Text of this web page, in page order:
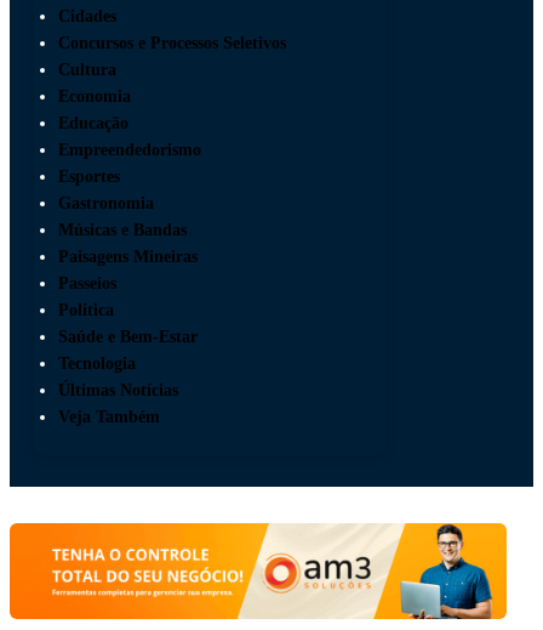
Cidades
Concursos e Processos Seletivos
Cultura
Economia
Educação
Empreendedorismo
Esportes
Gastronomia
Músicas e Bandas
Paisagens Mineiras
Passeios
Política
Saúde e Bem-Estar
Tecnologia
Últimas Notícias
Veja Também